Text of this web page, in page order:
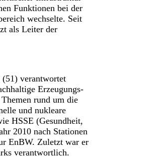
Funktionen bei der
wechselte. Seit
als Leiter der
(51) verantwortet
Erzeugungs-
rund um die
und nukleare
HSSE (Gesundheit,
2010 nach Stationen
EnBW. Zuletzt war er
verantwortlich.